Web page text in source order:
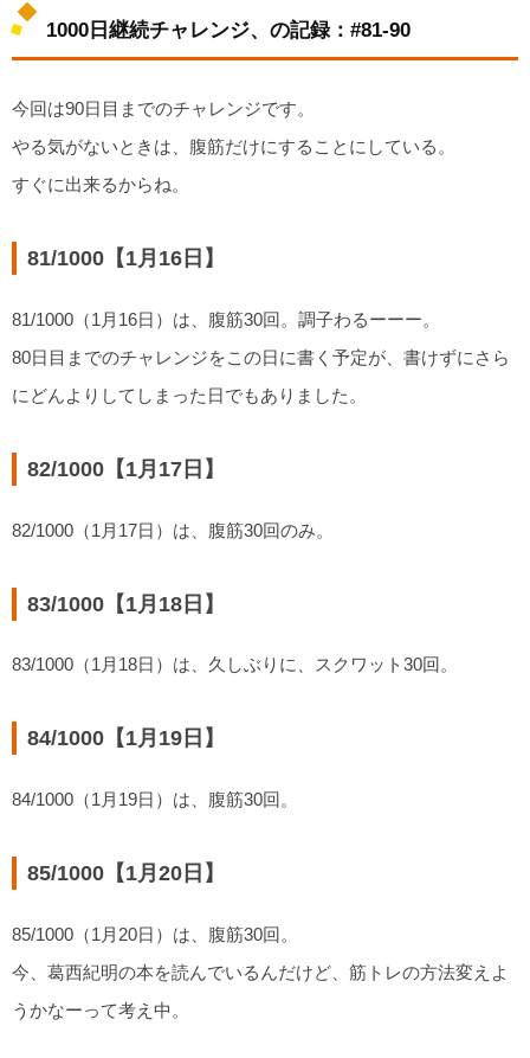
1000日継続チャレンジ、の記録：#81-90
今回は90日目までのチャレンジです。
やる気がないときは、腹筋だけにすることにしている。
すぐに出来るからね。
81/1000【1月16日】
81/1000（1月16日）は、腹筋30回。調子わるーーー。
80日目までのチャレンジをこの日に書く予定が、書けずにさら
にどんよりしてしまった日でもありました。
82/1000【1月17日】
82/1000（1月17日）は、腹筋30回のみ。
83/1000【1月18日】
83/1000（1月18日）は、久しぶりに、スクワット30回。
84/1000【1月19日】
84/1000（1月19日）は、腹筋30回。
85/1000【1月20日】
85/1000（1月20日）は、腹筋30回。
今、葛西紀明の本を読んでいるんだけど、筋トレの方法変えよ
うかなーって考え中。